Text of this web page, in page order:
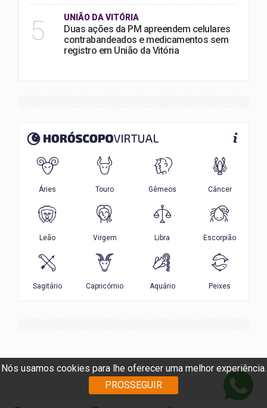
Nós usamos cookies para lhe oferecer uma melhor experiência.
PROSSEGUIR
5 UNIÃO DA VITÓRIA
Duas ações da PM apreendem celulares
contrabandeados e medicamentos sem
registro em União da Vitória